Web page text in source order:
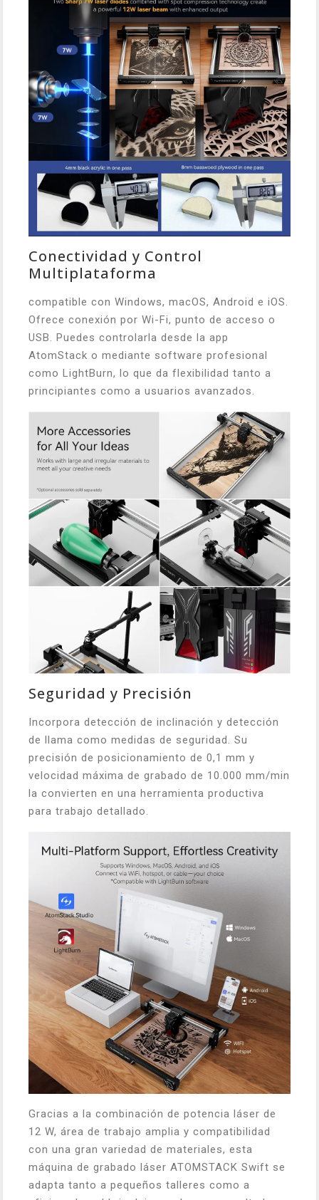
Conectividad y Control
Multiplataforma
compatible con Windows, macOS, Android e iOS.
Ofrece conexión por Wi-Fi, punto de acceso o
USB. Puedes controlarla desde la app
AtomStack o mediante software profesional
como LightBurn, lo que da flexibilidad tanto a
principiantes como a usuarios avanzados.
Seguridad y Precisión
Incorpora detección de inclinación y detección
de llama como medidas de seguridad. Su
precisión de posicionamiento de 0,1 mm y
velocidad máxima de grabado de 10.000 mm/min
la convierten en una herramienta productiva
para trabajo detallado.
Gracias a la combinación de potencia láser de
12 W, área de trabajo amplia y compatibilidad
con una gran variedad de materiales, esta
máquina de grabado láser ATOMSTACK Swift se
adapta tanto a pequeños talleres como a